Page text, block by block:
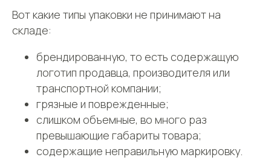
Вот какие типы упаковки не принимают на
складе:
брендированную, то есть содержащую
логотип продавца, производителя или
транспортной компании;
грязные и поврежденные;
слишком объемные, во много раз
превышающие габариты товара;
содержащие неправильную маркировку.
+7(967)555-60-11
sales@ffcdek.ru
Телефон
Решения для
бизнеса
СДЭК
Фулфилмент
Адреса складов
Тарифы
Акции